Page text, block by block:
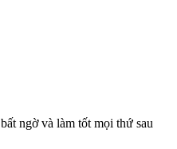
ngờ và làm tốt mọi thứ sau